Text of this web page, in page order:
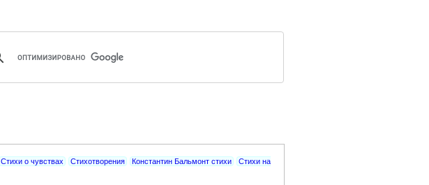
Стихи о чувствах Стихотворения Константин Бальмонт стихи
Стихи на